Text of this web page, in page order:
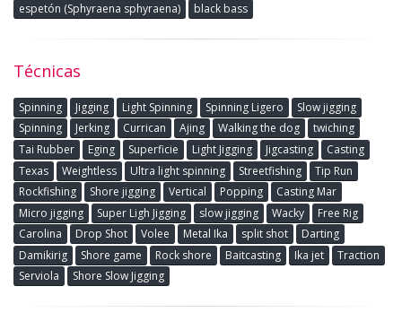
espetón (Sphyraena sphyraena)
black bass
Técnicas
Spinning Jigging Light Spinning Spinning Ligero
Slow jigging
Spinning
Jerking Currican Ajing Walking the dog
twiching
Tai Rubber
Eging Superficie Light Jigging Jigcasting
Casting
Texas
Weightless Ultra light spinning Streetfishing
Tip Run
Rockfishing
Shore jigging Vertical Popping
Casting Mar
Micro jigging
Super Ligh Jigging slow jigging Wacky
Free Rig
Carolina
Drop Shot Volee Metal Ika split shot
Darting
Damikirig
Shore game Rock shore Baitcasting Ika jet
Traction
Serviola
Shore Slow Jigging